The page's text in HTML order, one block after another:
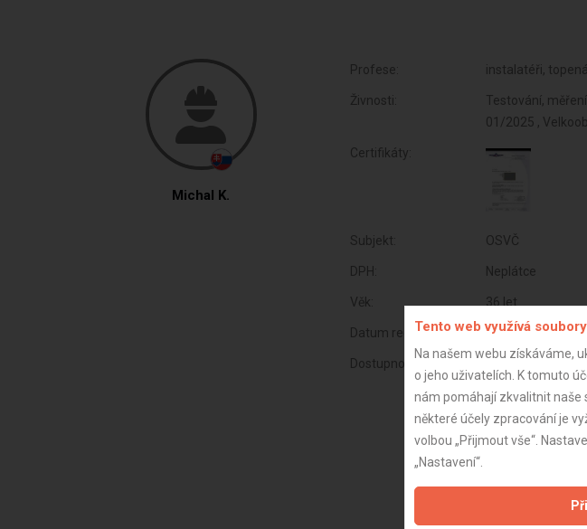
Michal K.
Profese: instalatéři,
Živnosti:
Testování,
01/2025 ,
Certifikáty:
Subjekt: OSVČ
DPH: Neplátce
Věk: 36 let
Datum registrace: 3.6.2025
Dostupnost:
Tento web využívá
Na našem webu získáváme,
o jeho uživatelích. K tomuto
nám pomáhají zkvalitnit naše
některé účely zpracování je
volbou „Přijmout vše“.
„Nastavení“.